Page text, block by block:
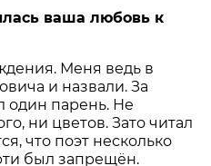
ваша любовь к
Меня ведь в
и назвали. За
один парень. Не
ни цветов. Зато читал
что поэт несколько
был запрещён.